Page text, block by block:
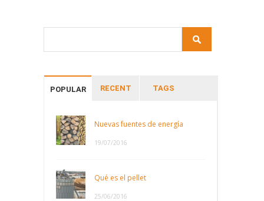
POPULAR RECENT TAGS
Nuevas fuentes de energía
19/07/2016
Qué es el pellet
25/06/2016